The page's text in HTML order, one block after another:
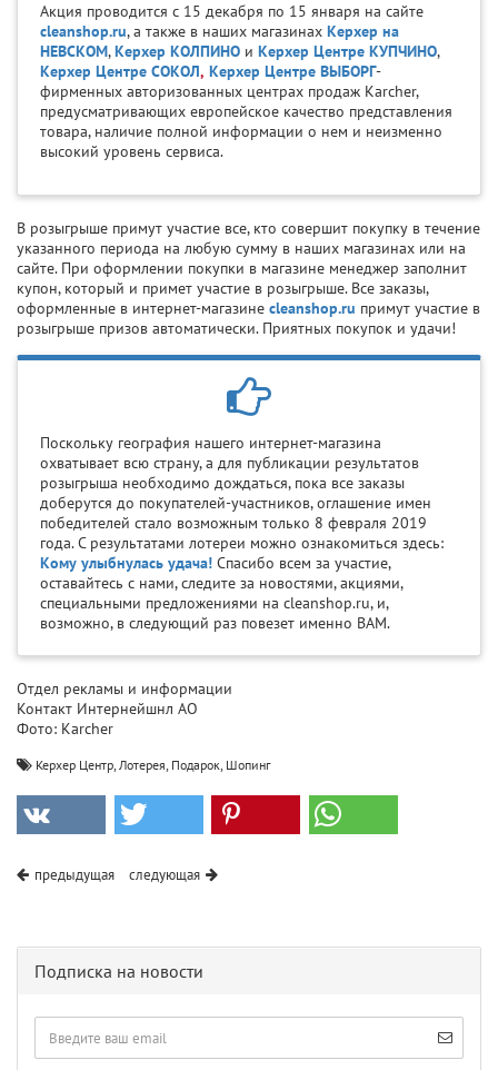
Акция проводится с 15 декабря по 15 января на сайте
cleanshop.ru, а также в наших магазинах Керхер на
НЕВСКОМ,Керхер КОЛПИНО и Керхер Центре КУПЧИНО,
Керхер Центре СОКОЛ, Керхер Центре ВЫБОРГ-
фирменных авторизованных центрах продаж Karcher,
предусматривающих европейское качество представления
товара, наличие полной информации о нем и неизменно
высокий уровень сервиса.
В розыгрыше примут участие все, кто совершит покупку в течение
указанного периода на любую сумму в наших магазинах или на
сайте. При оформлении покупки в магазине менеджер заполнит
купон, который и примет участие в розыгрыше. Все заказы,
оформленные в интернет-магазине cleanshop.ru примут участие в
розыгрыше призов автоматически. Приятных покупок и удачи!
Поскольку география нашего интернет-магазина
охватывает всю страну, а для публикации результатов
розыгрыша необходимо дождаться, пока все заказы
доберутся до покупателей-участников, оглашение имен
победителей стало возможным только 8 февраля 2019
года. С результатами лотереи можно ознакомиться здесь:
Кому улыбнулась удача! Спасибо всем за участие,
оставайтесь с нами, следите за новостями, акциями,
специальными предложениями на cleanshop.ru, и,
возможно, в следующий раз повезет именно ВАМ.
Отдел рекламы и информации
Контакт Интернейшнл АО
Фото: Karcher
Керхер Центр, Лотерея, Подарок, Шопинг
предыдущая следующая
Подписка на новости